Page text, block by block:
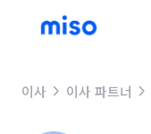
이사 이사 파트너